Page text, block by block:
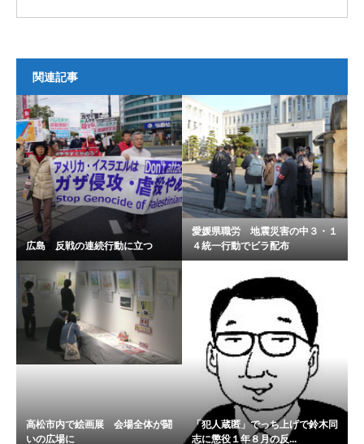
関連記事
広島 反戦の連続行動に立つ
愛媛県職労 地震災害の中３・１
４統一行動でビラ配布
高松市内で絵画展 会場全体が闘
いの広場に
「犯人蔵匿」でっち上げで鈴木同
志に懲役１年８月の反...